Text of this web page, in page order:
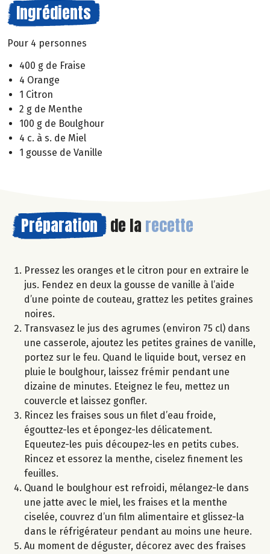
Ingrédients
Pour 4 personnes
400 g de Fraise
4 Orange
1 Citron
2 g de Menthe
100 g de Boulghour
4 c. à s. de Miel
1 gousse de Vanille
Préparation de la recette
Pressez les oranges et le citron pour en extraire le
jus. Fendez en deux la gousse de vanille à l’aide
d’une pointe de couteau, grattez les petites graines
noires.
Transvasez le jus des agrumes (environ 75 cl) dans
une casserole, ajoutez les petites graines de vanille,
portez sur le feu. Quand le liquide bout, versez en
pluie le boulghour, laissez frémir pendant une
dizaine de minutes. Eteignez le feu, mettez un
couvercle et laissez gonfler.
Rincez les fraises sous un filet d’eau froide,
égouttez-les et épongez-les délicatement.
Equeutez-les puis découpez-les en petits cubes.
Rincez et essorez la menthe, ciselez finement les
feuilles.
Quand le boulghour est refroidi, mélangez-le dans
une jatte avec le miel, les fraises et la menthe
ciselée, couvrez d’un film alimentaire et glissez-la
dans le réfrigérateur pendant au moins une heure.
Au moment de déguster, décorez avec des fraises